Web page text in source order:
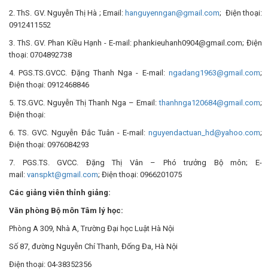
2. ThS. GV. Nguyễn Thị Hà ; Email: hanguyenngan@gmail.com; Điện thoại:
0912411552
3. ThS. GV. Phan Kiều Hạnh - E-mail: phankieuhanh0904@gmail.com; Điện
thoại: 0704892738
4. PGS.TS.GVCC. Đặng Thanh Nga - E-mail: ngadang1963@gmail.com;
Điện thoại: 0912468846
5. TS.GVC. Nguyễn Thị Thanh Nga – Email:thanhnga120684@gmail.com;
Điện thoại:
6. TS. GVC. Nguyễn Đắc Tuân - E-mail: nguyendactuan_hd@yahoo.com;
Điện thoại: 0976084293
7. PGS.TS. GVCC. Đặng Thị Vân – Phó trưởng Bộ môn; E-
mail: vanspkt@gmail.com; Điện thoại: 0966201075
Các giảng viên thỉnh giảng:
Văn phòng Bộ môn Tâm lý học:
Phòng A 309, Nhà A, Trường Đại học Luật Hà Nội
Số 87, đường Nguyễn Chí Thanh, Đống Đa, Hà Nội
Điện thoại: 04-38352356